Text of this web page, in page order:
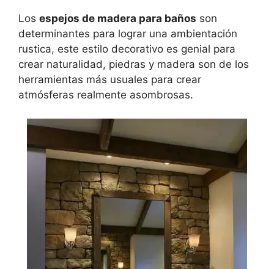
Los espejos de madera para baños son
determinantes para lograr una ambientación
rustica, este estilo decorativo es genial para
crear naturalidad, piedras y madera son de los
herramientas más usuales para crear
atmósferas realmente asombrosas.